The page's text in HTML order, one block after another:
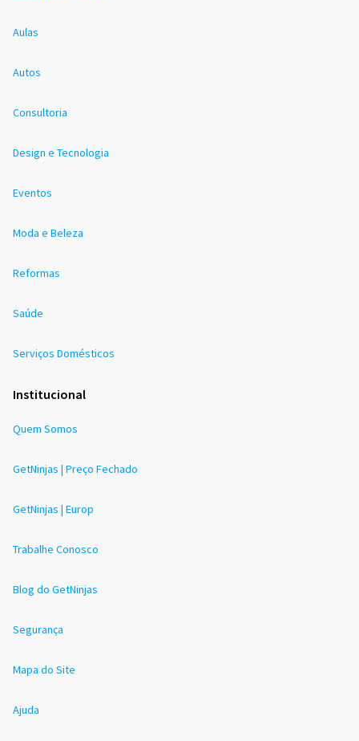
Aulas
Autos
Consultoria
Design e Tecnologia
Eventos
Moda e Beleza
Reformas
Saúde
Serviços Domésticos
Institucional
Quem Somos
GetNinjas | Preço Fechado
GetNinjas | Europ
Trabalhe Conosco
Blog do GetNinjas
Segurança
Mapa do Site
Ajuda